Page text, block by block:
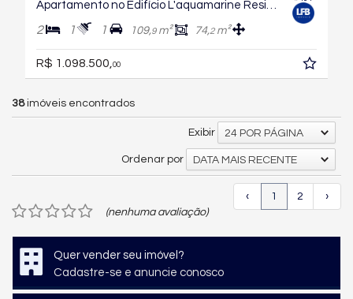
Apartamento no Edifício L'aquamarine Residence
2 1 1 109,9m² 74,2m²
R$ 1.098.500, 00
38imóveis encontrados
Exibir 24 POR PÁGINA
Ordenar por DATA MAIS RECENTE
‹ 1 2
›
(nenhuma avaliação)
Quer vender seu imóvel?
Cadastre-se e anuncie conosco